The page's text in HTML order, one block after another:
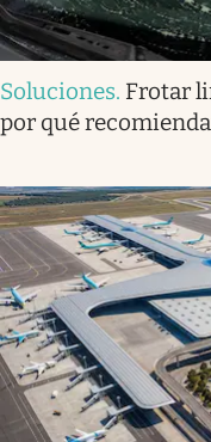
Soluciones. Frotar
por qué